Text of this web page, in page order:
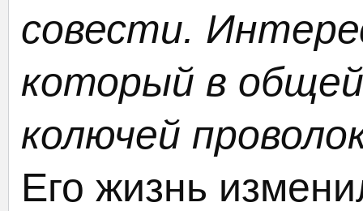
совести.
который в
колючей
Его жизнь